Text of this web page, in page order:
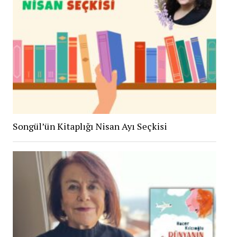
Songül’ün Kitaplığı Nisan Ayı Seçkisi